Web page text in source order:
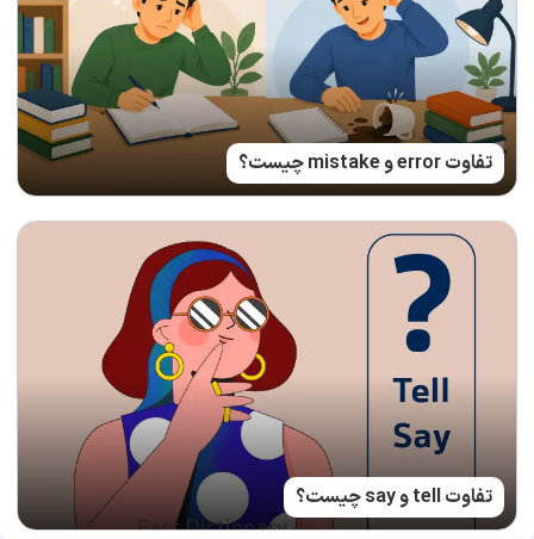
تفاوت error و mistake چیست؟
تفاوت tell و say چیست؟